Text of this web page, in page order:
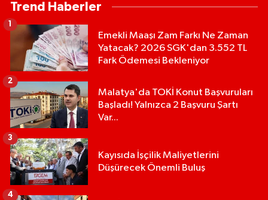
Trend Haberler
Emekli Maaşı Zam Farkı Ne Zaman
Yatacak? 2026 SGK'dan 3.552 TL
Fark Ödemesi Bekleniyor
1
Malatya'da TOKİ Konut Başvuruları
Başladı! Yalnızca 2 Başvuru Şartı
Var...
2
Kayısıda İşçilik Maliyetlerini
Düşürecek Önemli Buluş
3
4